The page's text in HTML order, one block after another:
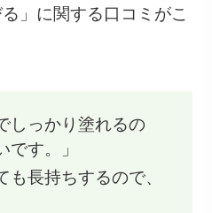
」に関する口コミがこ
しっかり塗れるの
です。」
も長持ちするので、